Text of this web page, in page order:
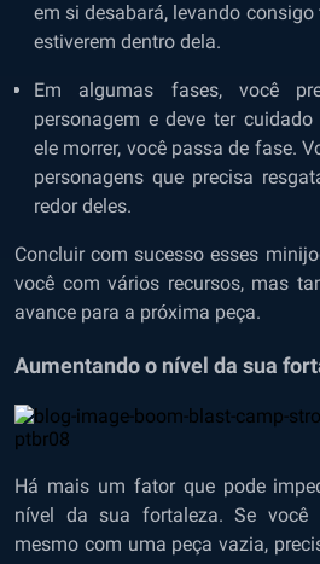
em si desabará, levando
estiverem dentro dela.
Em algumas fases, você
personagem e deve ter
ele morrer, você passa de fase.
personagens que precisa
redor deles.
Concluir com sucesso esses
você com vários recursos, mas
avance para a próxima peça.
Aumentando o nível da sua
Há mais um fator que pode
nível da sua fortaleza. Se você
mesmo com uma peça vazia,